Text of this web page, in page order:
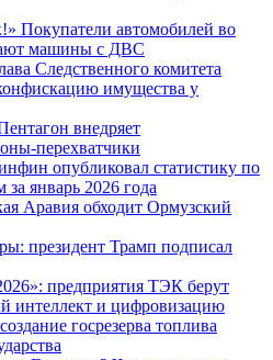
Покупатели автомобилей во
машины с ДВС
Следственного комитета
имущества у
внедряет
перехватчики
опубликовал статистику по
январь 2026 года
Аравия обходит Ормузский
президент Трамп подписал
предприятия ТЭК берут
интеллект и цифровизацию
госрезерва топлива